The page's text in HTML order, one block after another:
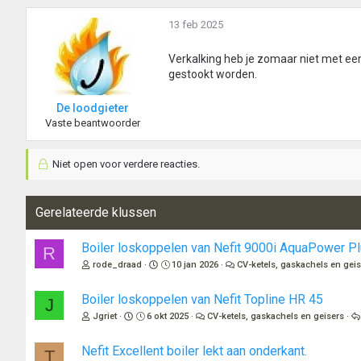
De loodgieter
Vaste beantwoorder
13 feb 2025
Verkalking heb je zomaar niet met
gestookt worden.
Niet open voor verdere reacties.
Gerelateerde klussen
R Boiler loskoppelen van Nefit 9000i AquaPower
rode_draad 10 jan 2026 CV-ketels, gaskachels en
J Boiler loskoppelen van Nefit Topline HR 45
Jgriet 6 okt 2025 CV-ketels, gaskachels en geisers
T Nefit Excellent boiler lekt aan onderkant.